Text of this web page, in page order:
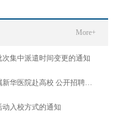
More+
集中派遣时间变更的通知
院赴高校 公开招聘工作人员公告
入校方式的通知